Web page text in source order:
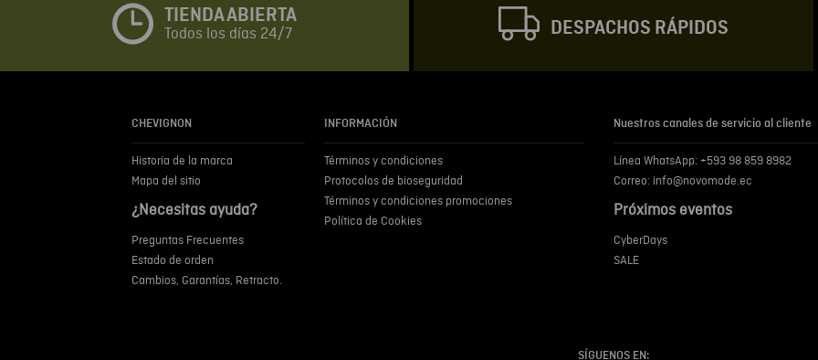
Escribir comentario
TIENDA ABIERTA
Todos los días 24/7 DESPACHOS RÁPIDOS
CHEVIGNON
Historia de la marca
Mapa del sitio
¿Necesitas ayuda?
Preguntas Frecuentes
Estado de orden
Cambios, Garantías, Retracto.
INFORMACIÓN
Términos y condiciones
Protocolos de bioseguridad
Términos y condiciones promociones
Política de Cookies
Nuestros canales de servicio al cliente
Línea WhatsApp: +593 98 859 8982
Correo: info@novomode.ec
Próximos eventos
CyberDays
SALE
SÍGUENOS EN: